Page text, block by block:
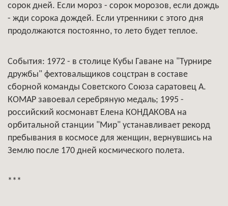
сорок дней. Если мороз - сорок морозов, если дождь
- жди сорока дождей. Если утренники с этого дня
продолжаются постоянно, то лето будет теплое.
События: 1972 - в столице Кубы Гаване на "Турнире
дружбы" фехтовальщиков соцстран в составе
сборной команды Советского Союза саратовец А.
КОМАР завоевал серебряную медаль; 1995 -
российский космонавт Елена КОНДАКОВА на
орбитальной станции "Мир" устанавливает рекорд
пребывания в космосе для женщин, вернувшись на
Землю после 170 дней космического полета.
***